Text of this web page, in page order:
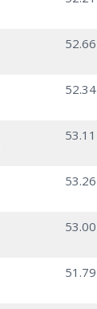
52.66
52.34
53.11
53.26
53.00
51.79